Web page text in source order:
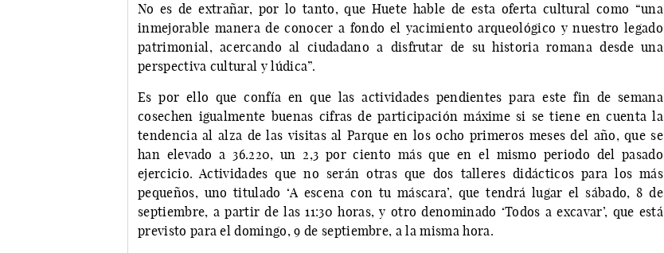
No es de extrañar, por lo tanto, que Huete hable de esta oferta cultural como “una
inmejorable manera de conocer a fondo el yacimiento arqueológico y nuestro legado
patrimonial, acercando al ciudadano a disfrutar de su historia romana desde una
perspectiva cultural y lúdica”.
Es por ello que confía en que las actividades pendientes para este fin de semana
cosechen igualmente buenas cifras de participación máxime si se tiene en cuenta la
tendencia al alza de las visitas al Parque en los ocho primeros meses del año, que se
han elevado a 36.220, un 2,3 por ciento más que en el mismo periodo del pasado
ejercicio. Actividades que no serán otras que dos talleres didácticos para los más
pequeños, uno titulado ‘A escena con tu máscara’, que tendrá lugar el sábado, 8 de
septiembre, a partir de las 11:30 horas, y otro denominado ‘Todos a excavar’, que está
previsto para el domingo, 9 de septiembre, a la misma hora.